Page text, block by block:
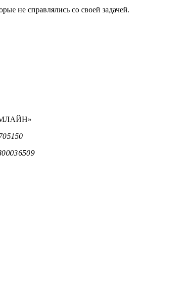
не справлялись со своей задачей.